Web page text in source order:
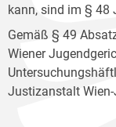
kann, sind im § 48
Gemäß § 49
Wiener
Justizanstalt